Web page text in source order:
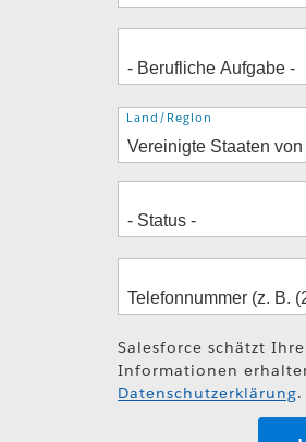
Adresse
Land/Region
Salesforce schätzt
Informationen
Datenschutzerklärung.